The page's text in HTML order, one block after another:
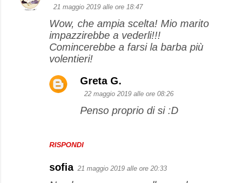
21 maggio 2019 alle ore 18:47
Wow, che ampia scelta! Mio marito
impazzirebbe a vederli!!!
Comincerebbe a farsi la barba più
volentieri!
RISPONDI
Greta G.
22 maggio 2019 alle ore 08:26
Penso proprio di si :D
sofia 21 maggio 2019 alle ore 20:33